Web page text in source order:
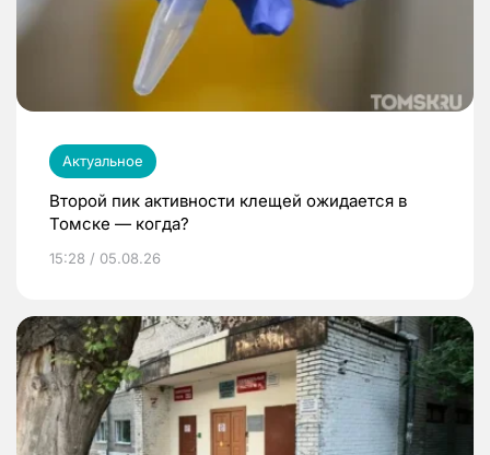
Актуальное
Второй пик активности клещей ожидается в
Томске — когда?
15:28 / 05.08.26